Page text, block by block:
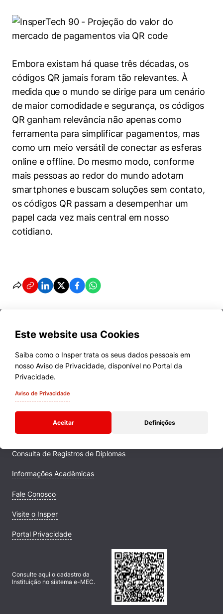
Embora existam há quase três décadas, os
códigos QR jamais foram tão relevantes. À
medida que o mundo se dirige para um cenário
de maior comodidade e segurança, os códigos
QR ganham relevância não apenas como
ferramenta para simplificar pagamentos, mas
como um meio versátil de conectar as esferas
online e offline. Do mesmo modo, conforme
mais pessoas ao redor do mundo adotam
smartphones e buscam soluções sem contato,
os códigos QR passam a desempenhar um
papel cada vez mais central em nosso
cotidiano.
Este website usa Cookies
Saiba como o Insper trata os seus dados pessoais em
nosso Aviso de Privacidade, disponível no Portal da
Privacidade.
Aviso de Privacidade
Aceitar Definições
Cursos
Quem Somos
Comunidade Transforme
Campus
Consulta de Registros de Diplomas
Informações Acadêmicas
Fale Conosco
Visite o Insper
Portal Privacidade
Consulte aqui o cadastro da
Instituição no sistema e-MEC.